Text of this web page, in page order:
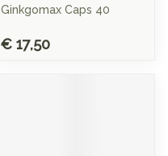
Ginkgomax Caps 40
€ 17,50